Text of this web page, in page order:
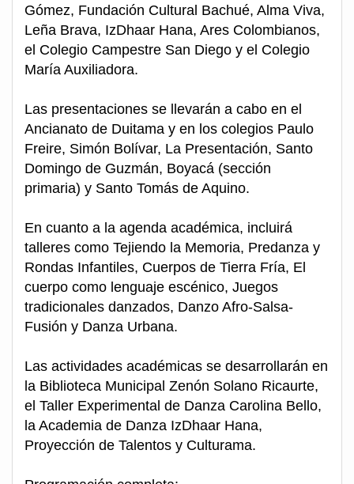
Gómez, Fundación Cultural Bachué, Alma Viva,
Leña Brava, IzDhaar Hana, Ares Colombianos,
el Colegio Campestre San Diego y el Colegio
María Auxiliadora.
Las presentaciones se llevarán a cabo en el
Ancianato de Duitama y en los colegios Paulo
Freire, Simón Bolívar, La Presentación, Santo
Domingo de Guzmán, Boyacá (sección
primaria) y Santo Tomás de Aquino.
En cuanto a la agenda académica, incluirá
talleres como Tejiendo la Memoria, Predanza y
Rondas Infantiles, Cuerpos de Tierra Fría, El
cuerpo como lenguaje escénico, Juegos
tradicionales danzados, Danzo Afro-Salsa-
Fusión y Danza Urbana.
Las actividades académicas se desarrollarán en
la Biblioteca Municipal Zenón Solano Ricaurte,
el Taller Experimental de Danza Carolina Bello,
la Academia de Danza IzDhaar Hana,
Proyección de Talentos y Culturama.